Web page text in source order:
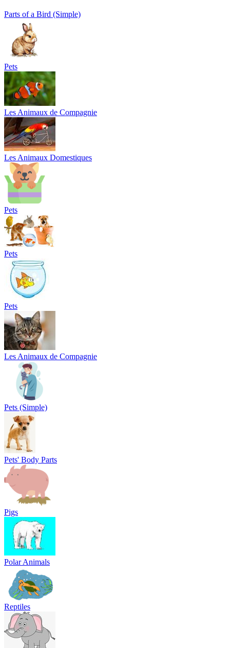
Parts of a Bird (Simple)
Pets
Les Animaux de Compagnie
Les Animaux Domestiques
Pets
Pets
Pets
Les Animaux de Compagnie
Pets (Simple)
Pets' Body Parts
Pigs
Polar Animals
Reptiles